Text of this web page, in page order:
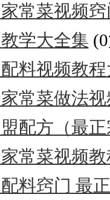
常菜视频
学大全集
料视频教
常菜做法
配方（最
常菜视频教
料窍门 最